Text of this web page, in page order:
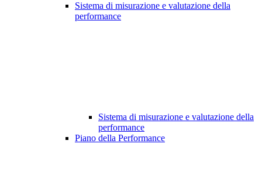
Sistema di misurazione e valutazione della
performance
Sistema di misurazione e valutazione della
performance
Piano della Performance